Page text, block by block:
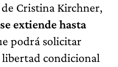
de Cristina Kirchner,
se extiende hasta
podrá solicitar
condicional